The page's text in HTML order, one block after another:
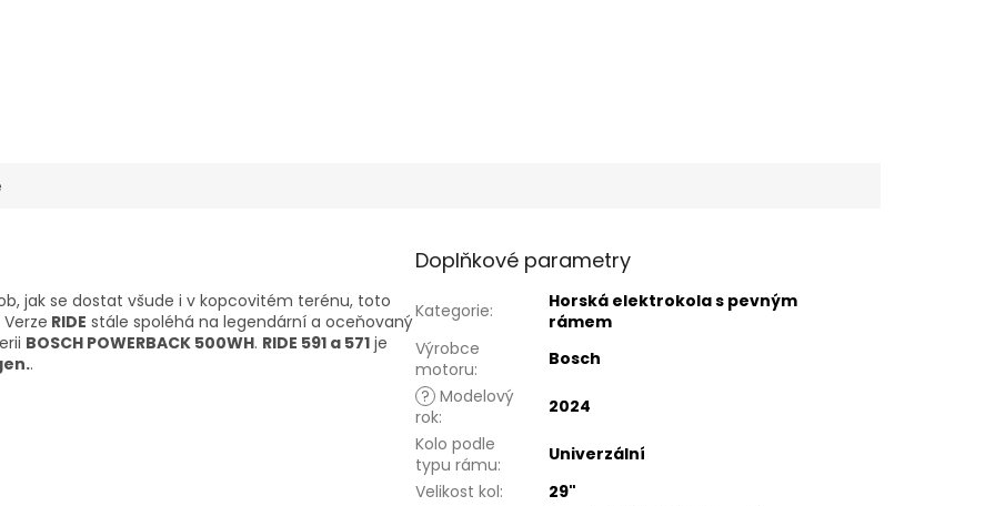
jak se dostat všude i v kopcovitém terénu, toto
Verze RIDE stále spoléhá na legendární a oceňovaný
BOSCH POWERBACK 500WH. RIDE 591 a 571 je
.
Doplňkové parametry
Kategorie:
Horská elektrokola s pevným
rámem
Výrobce
motoru:
Bosch
? Modelový
rok:
2024
Kolo podle
typu rámu:
Univerzální
Velikost kol:
29"